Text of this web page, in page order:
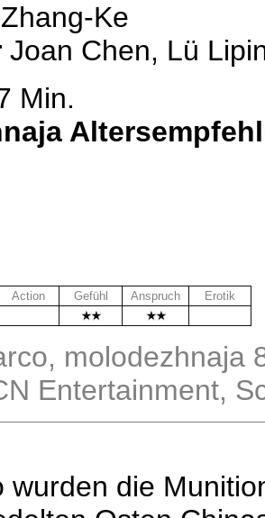
Ke
Joan Chen, Lü
Min.
Action Gefühl Anspruch
Erotik
molodezhnaja
Entertainment,
wurden die